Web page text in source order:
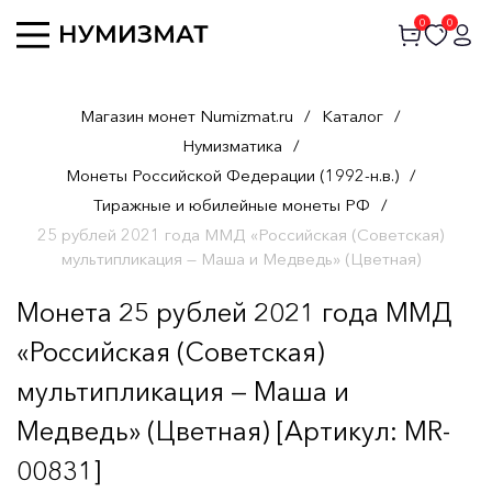
0 0
Магазин монет Numizmat.ru / Каталог /
Нумизматика /
Монеты Российской Федерации (1992-н.в.) /
Тиражные и юбилейные монеты РФ /
25 рублей 2021 года ММД «Российская (Советская)
мультипликация — Маша и Медведь» (Цветная)
Монета 25 рублей 2021 года ММД
«Российская (Советская)
мультипликация — Маша и
Медведь» (Цветная) [Артикул: MR-
00831]